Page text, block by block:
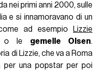
nei primi anni 2000, sulle
e si innamoravano di un
ad esempio
Lizzie
o le gemelle Olsen.
di Lizzie, che va a Roma
una popstar per poi